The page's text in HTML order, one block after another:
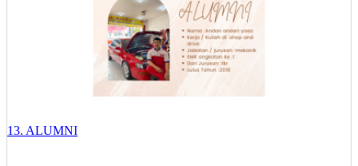
13. ALUMNI